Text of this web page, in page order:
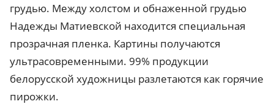
грудью. Между холстом и обнаженной грудью
Надежды Матиевской находится специальная
прозрачная пленка. Картины получаются
ультрасовременными. 99% продукции
белорусской художницы разлетаются как горячие
пирожки.